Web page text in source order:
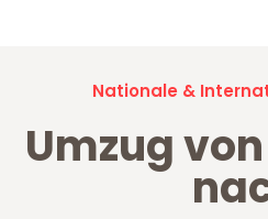
Nationale &
Umzug